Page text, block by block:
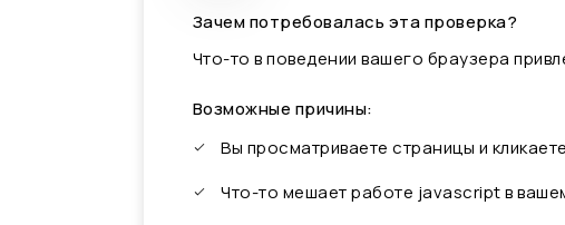
Зачем потребовалась эта проверка?
Что-то в поведении вашего браузера
Возможные причины:
Вы просматриваете страницы и
Что-то мешает работе javascript в